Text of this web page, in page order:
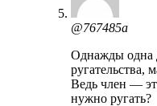
@767485a
Однажды одна
ругательства,
Ведь член —
нужно ругать?